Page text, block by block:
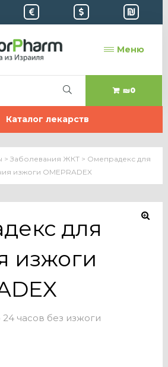
Меню
₪0
Каталог лекарств
> Заболевания ЖКТ > Омепрадекс для
изжоги OMEPRADEX
для
изжоги
часов без изжоги